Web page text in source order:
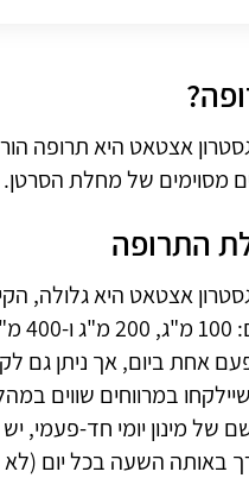
אצטאט היא תרופה
מסוימים של מחלת הסרטן.
התרופה
אצטאט היא גלולה,
אחת ביום, אך ניתן גם
במרווחים שווים
של מינון יומי חד-פעמי,
באותה השעה בכל יום (לא